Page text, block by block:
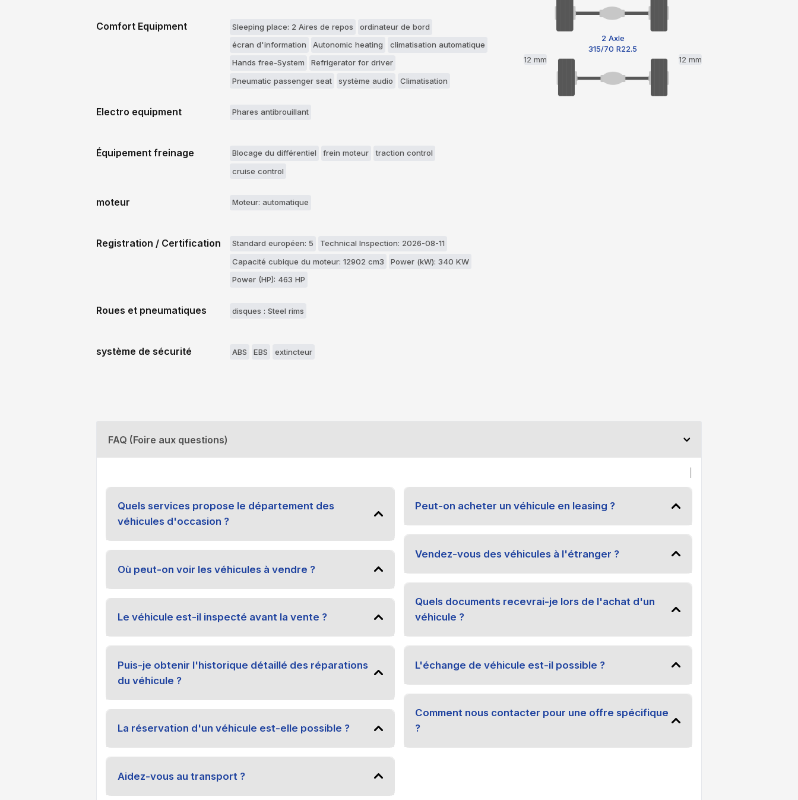
Comfort Equipment Sleeping place: 2 Aires de repos
ordinateur de bord
écran d'information
Autonomic heating
climatisation automatique
Hands free-System
Refrigerator for driver
Pneumatic passenger seat
système audio Climatisation
Electro equipment Phares antibrouillant
Équipement freinage Blocage du différentiel frein moteur
traction control
cruise control
moteur Moteur: automatique
Registration / Certification Standard européen: 5
Technical Inspection: 2026-08-11
Capacité cubique du moteur: 12902 cm3
Power (kW): 340 KW
Power (HP): 463 HP
Roues et pneumatiques disques : Steel rims
système de sécurité ABS EBS extincteur
2 Axle
315/70 R22.5
12 mm
12 mm
FAQ (Foire aux questions)
Quels services propose le département des
véhicules d'occasion ?
Où peut-on voir les véhicules à vendre ?
Le véhicule est-il inspecté avant la vente ?
Puis-je obtenir l'historique détaillé des réparations
du véhicule ?
La réservation d'un véhicule est-elle possible ?
Aidez-vous au transport ?
Peut-on acheter un véhicule en leasing ?
Vendez-vous des véhicules à l'étranger ?
Quels documents recevrai-je lors de l'achat d'un
véhicule ?
L'échange de véhicule est-il possible ?
Comment nous contacter pour une offre spécifique
?